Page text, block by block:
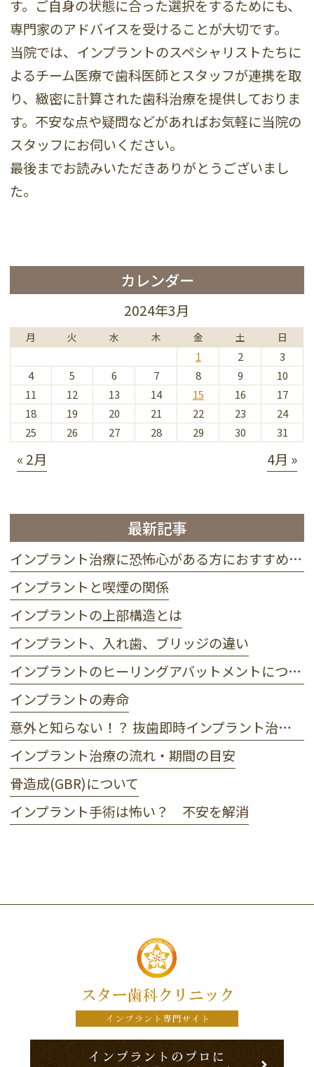
す。ご自身の状態に合った選択をするためにも、
専門家のアドバイスを受けることが大切です。
当院では、インプラントのスペシャリストたちに
よるチーム医療で歯科医師とスタッフが連携を取
り、緻密に計算された歯科治療を提供しておりま
す。不安な点や疑問などがあればお気軽に当院の
スタッフにお伺いください。
最後までお読みいただきありがとうございまし
た。
カレンダー
2024年3月
月 火 水 木 金 土 日
1 2
3
4
5 6 7 8 9
10
11
12 13 14 15 16
17
18
19 20 21 22 23
24
25
26 27 28 29 30 31
« 2月 4月 »
最新記事
インプラント治療に恐怖心がある方におすすめ 静脈麻酔って？
インプラントと喫煙の関係
インプラントの上部構造とは
インプラント、入れ歯、ブリッジの違い
インプラントのヒーリングアバットメントについて
インプラントの寿命
意外と知らない！？ 抜歯即時インプラント治療のメリット・デメリット
インプラント治療の流れ・期間の目安
骨造成(GBR)について
インプラント手術は怖い？ 不安を解消